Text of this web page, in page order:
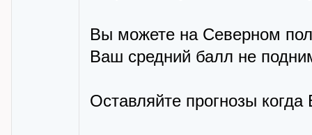
Вы можете на Северном
Ваш средний балл не
Оставляйте прогнозы